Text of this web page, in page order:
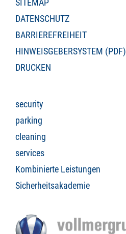
SITEMAP
DATENSCHUTZ
BARRIEREFREIHEIT
HINWEISGEBERSYSTEM (PDF)
DRUCKEN
security
parking
cleaning
services
Kombinierte Leistungen
Sicherheitsakademie